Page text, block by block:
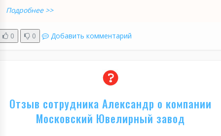
Подробнее >>
0 0 Добавить комментарий
Отзыв сотрудника Александр о компании
Московский Ювелирный завод